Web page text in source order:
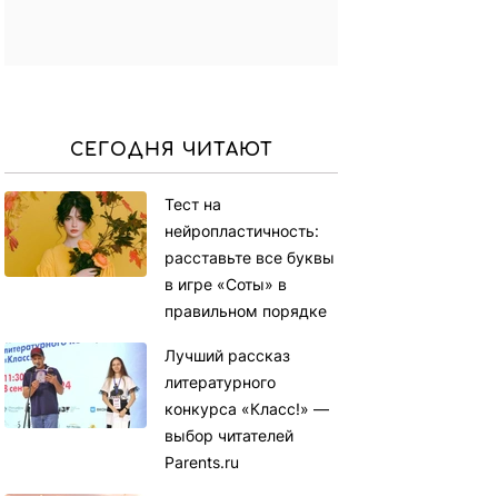
СЕГОДНЯ ЧИТАЮТ
Тест на
нейропластичность:
расставьте все буквы
в игре «Соты» в
правильном порядке
Лучший рассказ
литературного
конкурса «Класс!» —
выбор читателей
Parents.ru